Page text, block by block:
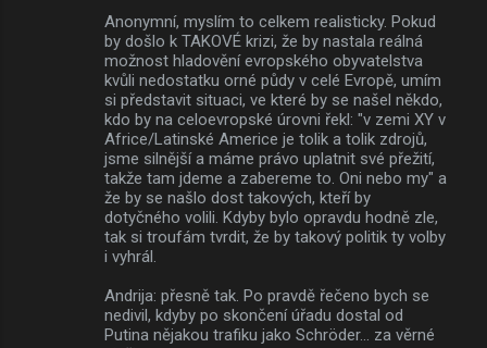
Anonymní, myslím to celkem realisticky. Pokud
by došlo k TAKOVÉ krizi, že by nastala reálná
možnost hladovění evropského obyvatelstva
kvůli nedostatku orné půdy v celé Evropě, umím
si představit situaci, ve které by se našel někdo,
kdo by na celoevropské úrovni řekl: "v zemi XY v
Africe/Latinské Americe je tolik a tolik zdrojů,
jsme silnější a máme právo uplatnit své přežití,
takže tam jdeme a zabereme to. Oni nebo my" a
že by se našlo dost takových, kteří by
dotyčného volili. Kdyby bylo opravdu hodně zle,
tak si troufám tvrdit, že by takový politik ty volby
i vyhrál.
Andrija: přesně tak. Po pravdě řečeno bych se
nedivil, kdyby po skončení úřadu dostal od
Putina nějakou trafiku jako Schröder... za věrné